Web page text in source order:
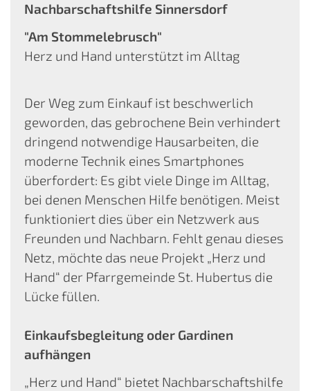
Nachbarschaftshilfe Sinnersdorf
"Am Stommelebrusch"
Herz und Hand unterstützt im Alltag
Der Weg zum Einkauf ist beschwerlich
geworden, das gebrochene Bein verhindert
dringend notwendige Hausarbeiten, die
moderne Technik eines Smartphones
überfordert: Es gibt viele Dinge im Alltag,
bei denen Menschen Hilfe benötigen. Meist
funktioniert dies über ein Netzwerk aus
Freunden und Nachbarn. Fehlt genau dieses
Netz, möchte das neue Projekt „Herz und
Hand“ der Pfarrgemeinde St. Hubertus die
Lücke füllen.
Einkaufsbegleitung oder Gardinen
aufhängen
„Herz und Hand“ bietet Nachbarschaftshilfe